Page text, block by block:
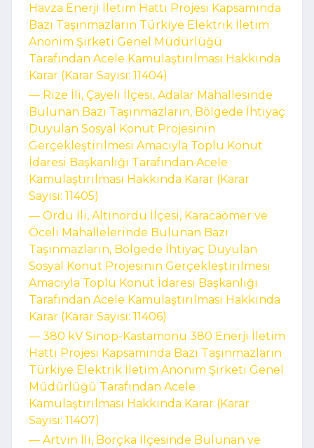
Havza Enerji İletim Hattı Projesi Kapsamında
Bazı Taşınmazların Türkiye Elektrik İletim
Anonim Şirketi Genel Müdürlüğü
Tarafından Acele Kamulaştırılması Hakkında
Karar (Karar Sayısı: 11404)
–– Rize İli, Çayeli İlçesi, Adalar Mahallesinde
Bulunan Bazı Taşınmazların, Bölgede İhtiyaç
Duyulan Sosyal Konut Projesinin
Gerçekleştirilmesi Amacıyla Toplu Konut
İdaresi Başkanlığı Tarafından Acele
Kamulaştırılması Hakkında Karar (Karar
Sayısı: 11405)
–– Ordu İli, Altınordu İlçesi, Karacaömer ve
Öceli Mahallelerinde Bulunan Bazı
Taşınmazların, Bölgede İhtiyaç Duyulan
Sosyal Konut Projesinin Gerçekleştirilmesi
Amacıyla Toplu Konut İdaresi Başkanlığı
Tarafından Acele Kamulaştırılması Hakkında
Karar (Karar Sayısı: 11406)
–– 380 kV Sinop-Kastamonu 380 Enerji İletim
Hattı Projesi Kapsamında Bazı Taşınmazların
Türkiye Elektrik İletim Anonim Şirketi Genel
Müdürlüğü Tarafından Acele
Kamulaştırılması Hakkında Karar (Karar
Sayısı: 11407)
–– Artvin İli, Borçka İlçesinde Bulunan ve